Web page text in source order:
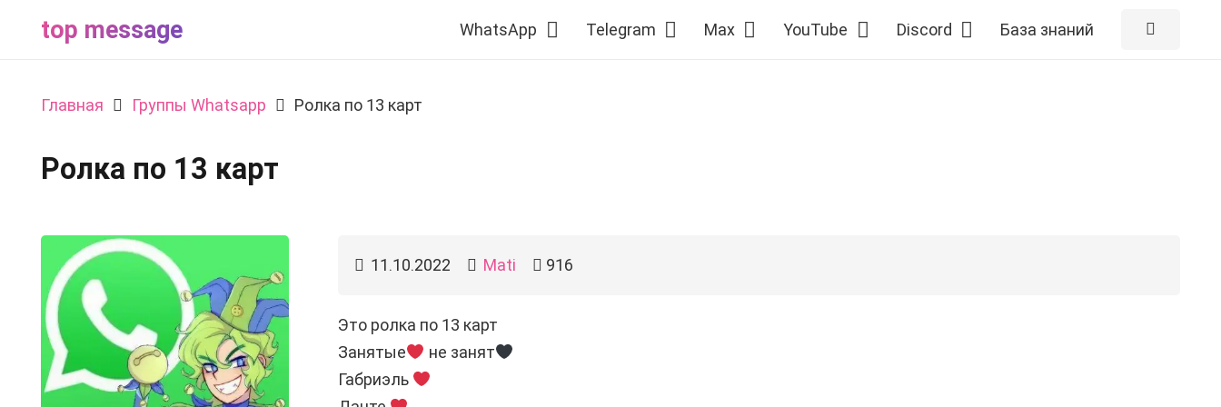
top message WhatsApp Telegram Max YouTube Discord База знаний
Главная Группы Whatsapp Ролка по 13 карт
Ролка по 13 карт
11.10.2022 Mati 916
Это ролка по 13 карт
Занятые
не занят
Габриэль